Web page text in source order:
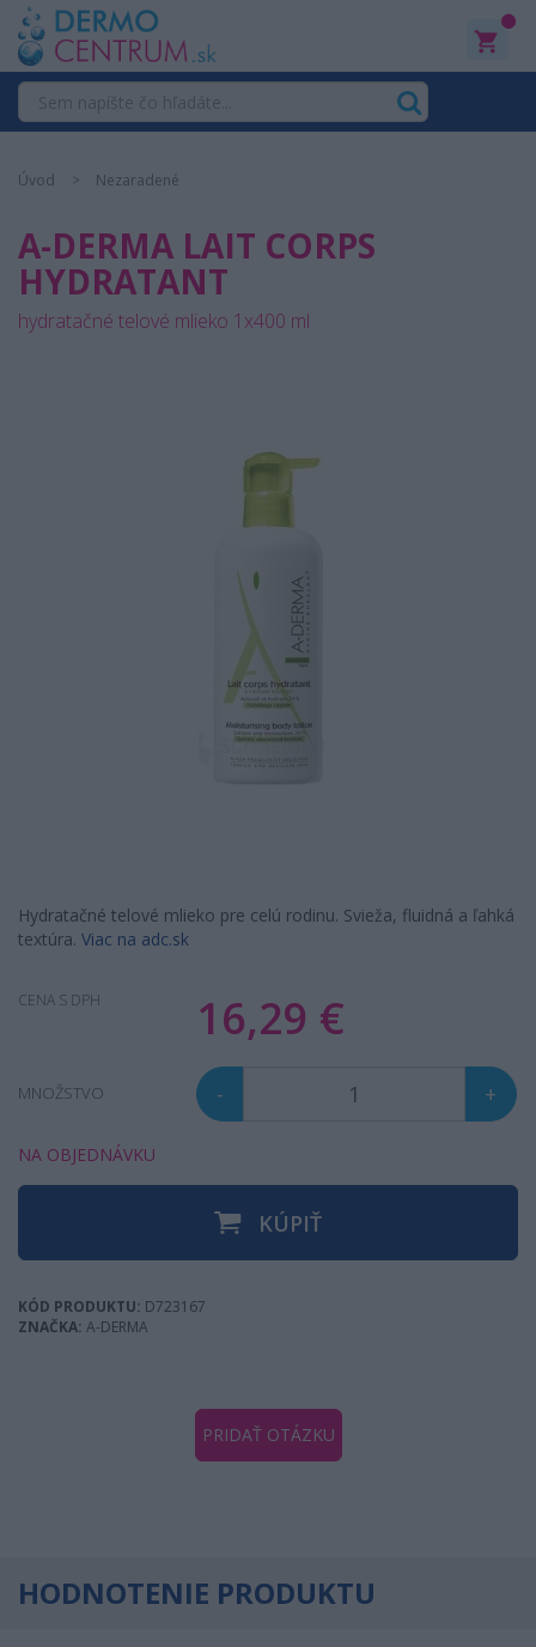
Úvod Nezaradené
A-DERMA LAIT CORPS
HYDRATANT
hydratačné telové mlieko 1x400 ml
Hydratačné telové mlieko pre celú rodinu. Svieža, fluidná a ľahká
textúra. Viac na adc.sk
CENA S DPH 16,29 €
MNOŽSTVO - +
NA OBJEDNÁVKU
KÚPIŤ
KÓD PRODUKTU: D723167
ZNAČKA: A-DERMA
PRIDAŤ OTÁZKU
HODNOTENIE PRODUKTU